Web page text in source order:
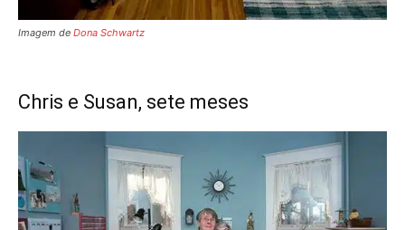
Imagem de Dona Schwartz
Chris e Susan, sete meses